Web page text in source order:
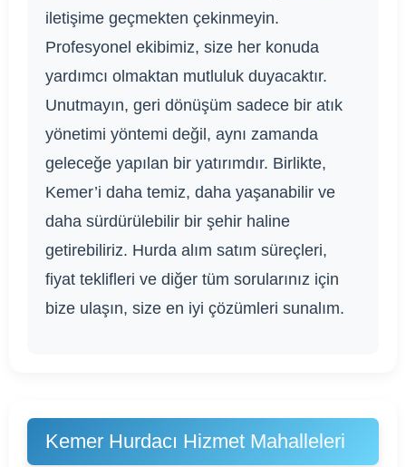
iletişime geçmekten çekinmeyin.
Profesyonel ekibimiz, size her konuda
yardımcı olmaktan mutluluk duyacaktır.
Unutmayın, geri dönüşüm sadece bir atık
yönetimi yöntemi değil, aynı zamanda
geleceğe yapılan bir yatırımdır. Birlikte,
Kemer’i daha temiz, daha yaşanabilir ve
daha sürdürülebilir bir şehir haline
getirebiliriz. Hurda alım satım süreçleri,
fiyat teklifleri ve diğer tüm sorularınız için
bize ulaşın, size en iyi çözümleri sunalım.
Kemer Hurdacı Hizmet Mahalleleri